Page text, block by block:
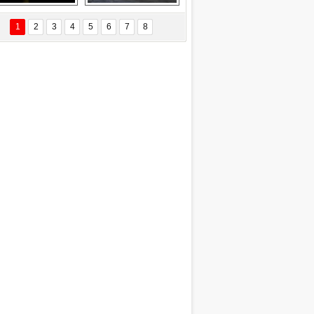
ÖZYANIK
Değişti?
Delta uçağına
yıldırım çarptı
Ford Focus RS
(2015)
1 2 3 4 5 6 7 8